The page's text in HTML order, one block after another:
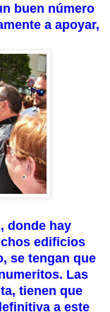
buen número
a apoyar,
donde hay
edificios
se tengan que
Las
tienen que
a este